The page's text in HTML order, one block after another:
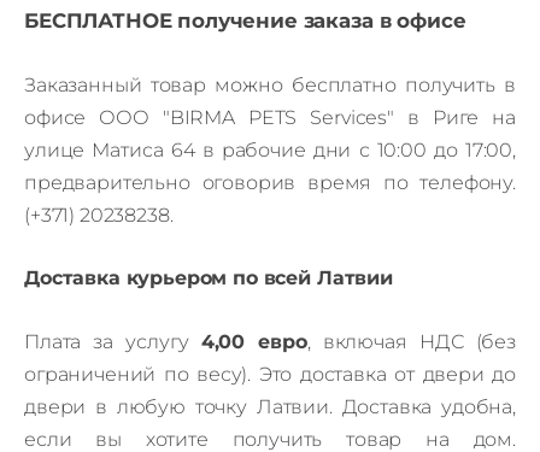
БЕСПЛАТНОЕ получение заказа в офисе
Заказанный товар можно бесплатно получить в
офисе ООО "BIRMA PETS Services" в Риге на
улице Матиса 64 в рабочие дни с 10:00 до 17:00,
предварительно оговорив время по телефону.
(+371) 20238238.
Доставка курьером по всей Латвии
Плата за услугу 4,00 евро, включая НДС (без
ограничений по весу). Это доставка от двери до
двери в любую точку Латвии. Доставка удобна,
если вы хотите получить товар на дом.